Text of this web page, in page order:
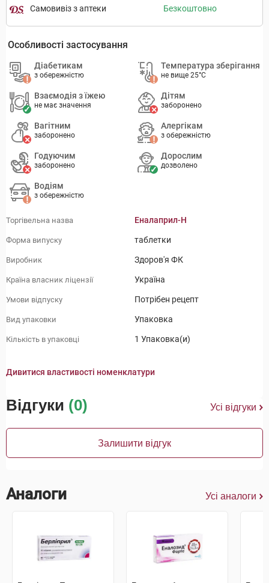
Самовивіз з аптеки Безкоштовно
Особливості застосування
Діабетикам
з обережністю
Температура зберігання
не вище 25°C
Взаємодія з їжею
не має значення
Дітям
заборонено
Вагітним
заборонено
Алергікам
з обережністю
Годуючим
заборонено
Дорослим
дозволено
Водіям
з обережністю
Торгівельна назва Еналаприл-H
Форма випуску таблетки
Виробник Здоров'я ФК
Країна власник ліцензії Україна
Умови відпуску Потрібен рецепт
Вид упаковки Упаковка
Кількість в упаковці 1 Упаковка(и)
Дивитися властивості номенклатури
Відгуки (0) Усі відгуки
Залишити відгук
Аналоги Усі аналоги